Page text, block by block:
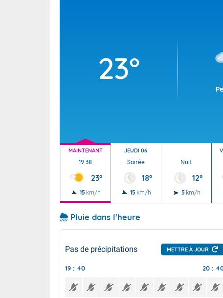
23°
MAINTENANT
19:38
23°
15 km/h
JEUDI 06
Soirée
18°
15 km/h
Nuit
12°
5 km/h
Pluie dans l'heure
Pas de précipitations METTRE À JOUR
19 : 40 20 :